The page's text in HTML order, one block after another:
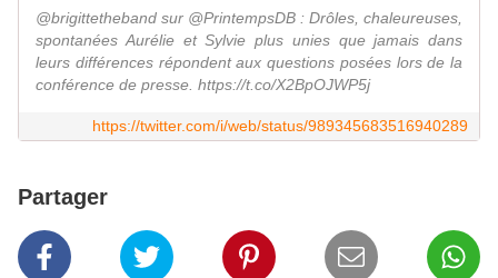
@brigittetheband sur @PrintempsDB : Drôles, chaleureuses,
spontanées Aurélie et Sylvie plus unies que jamais dans
leurs différences répondent aux questions posées lors de la
conférence de presse. https://t.co/X2BpOJWP5j
https://twitter.com/i/web/status/989345683516940289
Partager